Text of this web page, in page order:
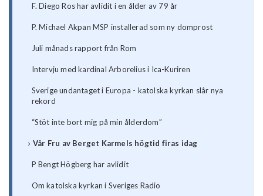
F. Diego Ros har avlidit i en ålder av 79 år
P. Michael Akpan MSP installerad som ny domprost
Juli månads rapport från Rom
Intervju med kardinal Arborelius i Ica-Kuriren
Sverige undantaget i Europa - katolska kyrkan slår nya
rekord
“Stöt inte bort mig på min ålderdom”
Vår Fru av Berget Karmels högtid firas idag
P Bengt Högberg har avlidit
Om katolska kyrkan i Sveriges Radio